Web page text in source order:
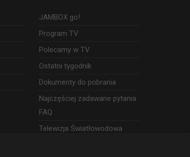
JAMBOX go!
Program TV
Polecamy w TV
Ostatni tygodnik
Dokumenty do pobrania
Najczęściej zadawane pytania
FAQ
Telewizja Światłowodowa